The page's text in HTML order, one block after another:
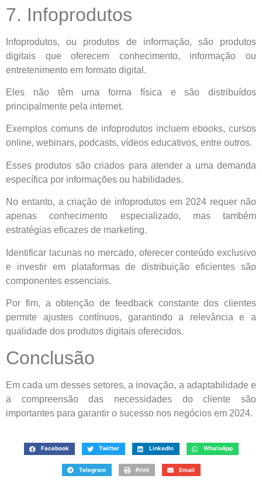
7. Infoprodutos
Infoprodutos, ou produtos de informação, são produtos
digitais que oferecem conhecimento, informação ou
entretenimento em formato digital.
Eles não têm uma forma física e são distribuídos
principalmente pela internet.
Exemplos comuns de infoprodutos incluem ebooks, cursos
online, webinars, podcasts, vídeos educativos, entre outros.
Esses produtos são criados para atender a uma demanda
específica por informações ou habilidades.
No entanto, a criação de infoprodutos em 2024 requer não
apenas conhecimento especializado, mas também
estratégias eficazes de marketing.
Identificar lacunas no mercado, oferecer conteúdo exclusivo
e investir em plataformas de distribuição eficientes são
componentes essenciais.
Por fim, a obtenção de feedback constante dos clientes
permite ajustes contínuos, garantindo a relevância e a
qualidade dos produtos digitais oferecidos.
Conclusão
Em cada um desses setores, a inovação, a adaptabilidade e
a compreensão das necessidades do cliente são
importantes para garantir o sucesso nos negócios em 2024.
Facebook Twitter LinkedIn WhatsApp
Telegram Print Email